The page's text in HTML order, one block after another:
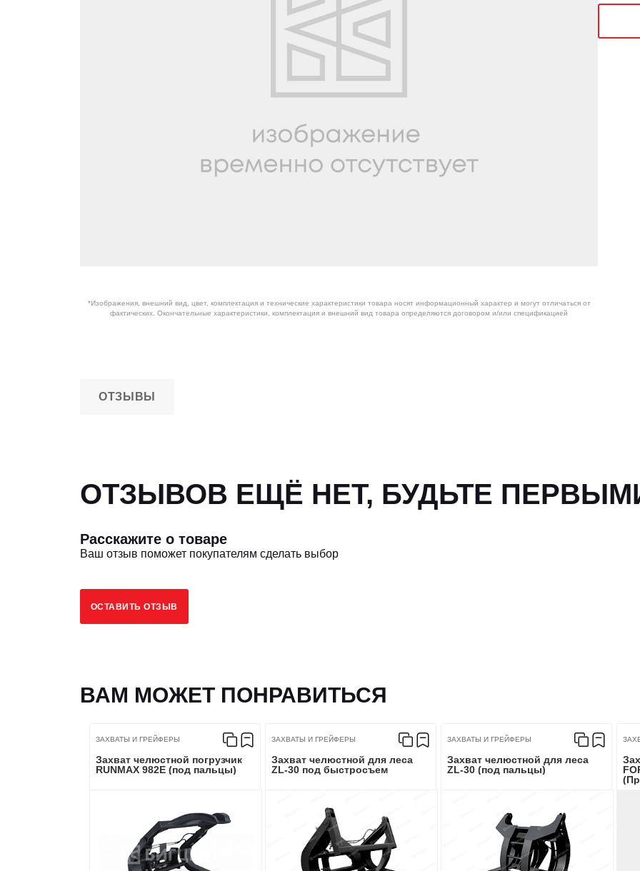
*Изображения, внешний вид, цвет, комплектация и технические характеристики товара носят информационный характер и могут отличаться от
фактических. Окончательные характеристики, комплектация и внешний вид товара определяются договором и/или спецификацией
ОТЗЫВЫ
ОТЗЫВОВ ЕЩЁ НЕТ, БУДЬТЕ
Расскажите о товаре
Ваш отзыв поможет покупателям сделать выбор
ОСТАВИТЬ ОТЗЫВ
ВАМ МОЖЕТ ПОНРАВИТЬСЯ
ЗАХВАТЫ И ГРЕЙФЕРЫ
Захват челюстной погрузчик
RUNMAX 982E (под пальцы)
ЗАХВАТЫ И ГРЕЙФЕРЫ
Захват челюстной для леса
ZL-30 под быстросъем
ЗАХВАТЫ И ГРЕЙФЕРЫ
Захват челюстной для леса
ZL-30 (под пальцы)